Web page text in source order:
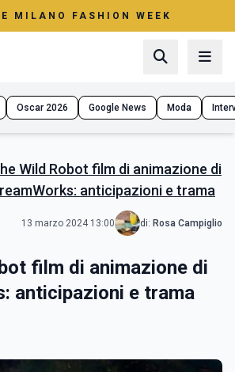
MILANO FASHION WEEK
Oscar 2026 Google News Moda
Wild Robot film di animazione di
anticipazioni e trama
13 marzo 2024 13:00 di: Rosa Campiglio
film di animazione di
anticipazioni e trama